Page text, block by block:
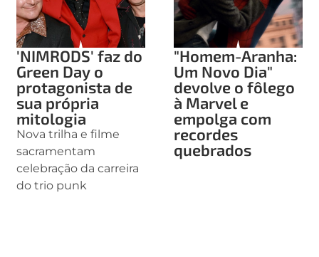
'NIMRODS' faz do
Green Day o
protagonista de
sua própria
mitologia
Nova trilha e filme
sacramentam
celebração da carreira
do trio punk
"Homem-Aranha:
Um Novo Dia"
devolve o fôlego
à Marvel e
empolga com
recordes
quebrados